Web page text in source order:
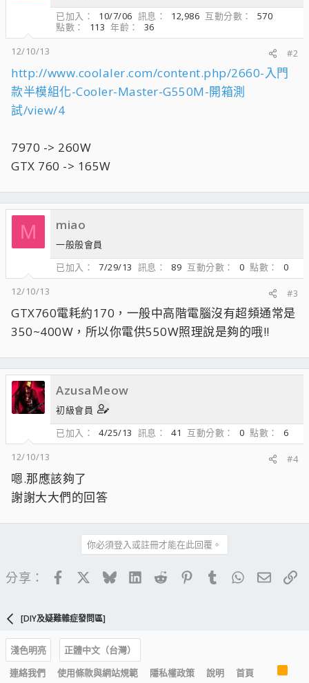
已加入
10/7/06 訊息 12,986 互動分數
570
點數
113 年齡
36
12/10/13
#2
http://www.coolaler.com/content.php/2660-入門
款半模組化-Cooler-Master-G550M-開箱測
試/view/4
7970 -> 260W
GTX 760 -> 165W
M miao
一般般會員
已加入
7/29/13 訊息 89 互動分數 0 點數
0
12/10/13
#3
GTX760電耗約170，一般中高階電腦沒有超頻通常是
350~400W，所以你電供550W照理說是夠的哦!!
AzusaMeow
初級會員
已加入
4/25/13 訊息 41 互動分數 0 點數
6
12/10/13
#4
嗯.那應該夠了
謝謝大大們的回答
你必須登入或註冊才能在此回覆。
分享： FacebookBlueskyLinkedIn
Reddit PinterestTumblrWhatsApp
電子
[DIY及疑難雜症發問區]
淺色明亮
正體中文（台灣）
連絡我們
使用條款與網站規範 隱私權政策 說明 首頁